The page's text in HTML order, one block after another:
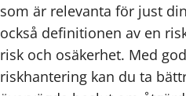
som är relevanta för just
också definitionen av en
risk och osäkerhet. Med
riskhantering kan du ta